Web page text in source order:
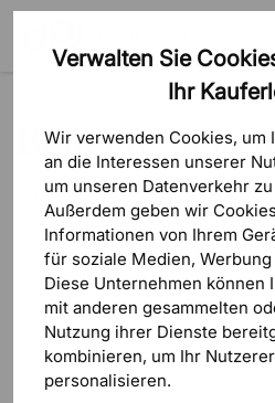
Verwalten Sie
Ihr
Wir verwenden Cookies, um
an die Interessen unserer
um unseren Datenverkehr
Außerdem geben wir
Informationen von Ihrem
für soziale Medien,
Diese Unternehmen können
mit anderen gesammelten
Nutzung ihrer Dienste
kombinieren, um Ihr
personalisieren.
Beliebte Seiten
BELIEBTE KATEGORIEN
Höhenverstellbarer Schreibtisch
Ergonomische Bürostühle
Schreibtische
Bürostühle
Wand- & Deckenabsorber
Stellwand
Tischtrennwand